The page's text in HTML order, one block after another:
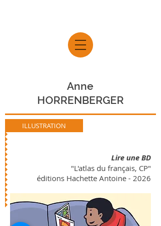
Anne
HORRENBERGER
ILLUSTRATION
Lire une BD
"L'atlas du français, CP"
éditions Hachette Antoine - 2026